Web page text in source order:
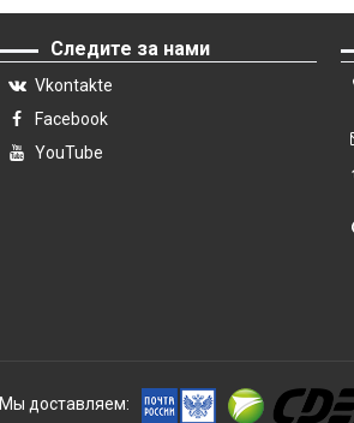
Следите за нами
Vkontakte
Facebook
YouTube
Мы доставляем: